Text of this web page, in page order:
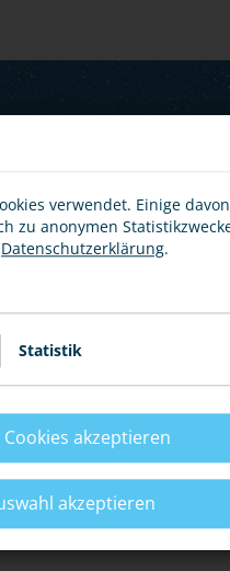
oder eine dir nahestehenden
einer Geldstrafe bestraft
dass ein Verbrechen
verwendet. Einige
zu anonymen
Datenschutzerklärung.
Statistik
Cookies akzeptieren
akzeptieren